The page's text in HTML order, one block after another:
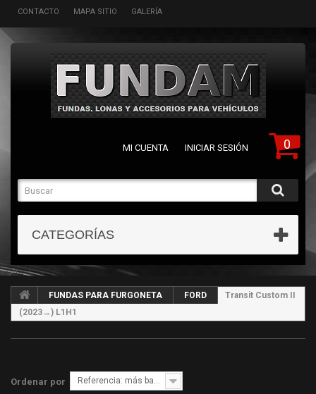
CONTACTO MAPA SITIO GALERÍA
0
MI CUENTA INICIAR SESIÓN
CATEGORÍAS
FUNDAS PARA FURGONETA FORD
Transit Custom II
(2023→) L1H1
Ordenar por Referencia: más bajo primero